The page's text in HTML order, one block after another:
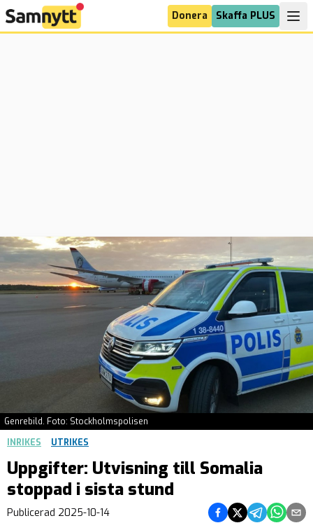
Donera Skaffa PLUS
Genrebild. Foto: Stockholmspolisen
INRIKES
UTRIKES
Uppgifter: Utvisning till Somalia
stoppad i sista stund
Publicerad 2025-10-14 Dela på Facebook
Dela på Twitter
Dela påDela på
Dela